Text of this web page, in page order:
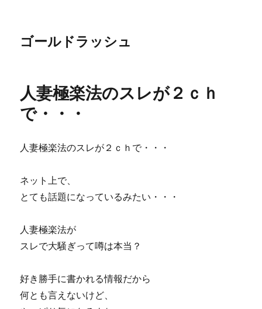
ゴールドラッシュ
人妻極楽法のスレが２ｃｈ
で・・・
人妻極楽法のスレが２ｃｈで・・・
ネット上で、
とても話題になっているみたい・・・
人妻極楽法が
スレで大騒ぎって噂は本当？
好き勝手に書かれる情報だから
何とも言えないけど、